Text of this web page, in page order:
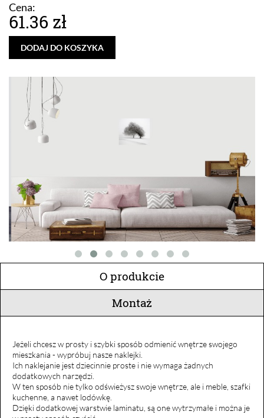
Cena:
61.36 zł
DODAJ DO KOSZYKA
O produkcie
Montaż
Jeżeli chcesz w prosty i szybki sposób odmienić wnętrze swojego
mieszkania - wypróbuj nasze naklejki.
Ich naklejanie jest dziecinnie proste i nie wymaga żadnych
dodatkowych narzędzi.
W ten sposób nie tylko odświeżysz swoje wnętrze, ale i meble, szafki
kuchenne, a nawet lodówkę.
Dzięki dodatkowej warstwie laminatu, są one wytrzymałe i można je